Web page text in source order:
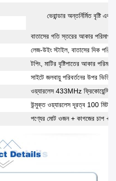
ভেরান্ডার অন্তর্নির্মিত বৃষ্টি
বাতাসের গতি স্তরের আকার পরিমাপ
লেজ-উইং স্টাইল, বাতাসের দিক
টপিং, মাটির বৃষ্টিপাতের আকার পরিমাপ
সাইটে জলবায়ু পরিবর্তনের উপর
ওয়্যারলেস 433MHz ফ্রিকোয়েন্সি
উন্মুক্ত ওয়্যারলেস দূরত্ব 100
পণ্যের মোট ওজন + কাগজের চাপ +